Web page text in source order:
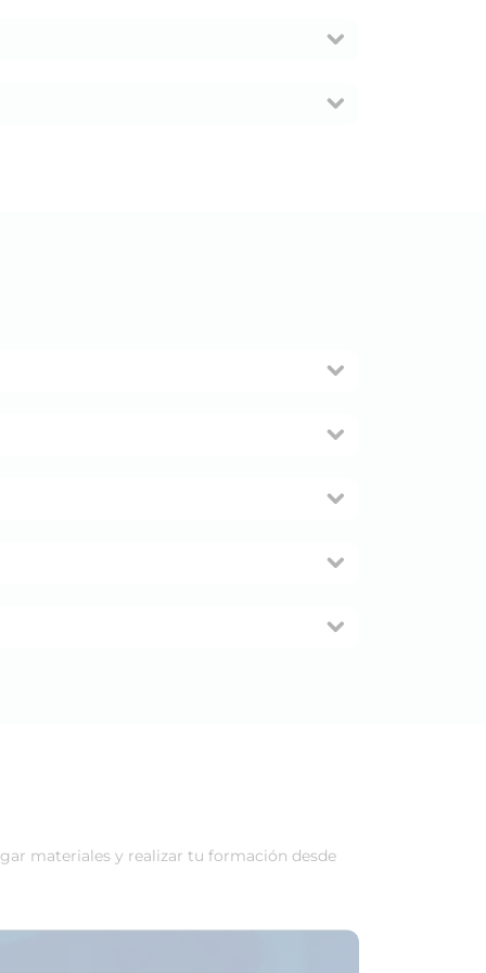
materiales y realizar tu formación desde